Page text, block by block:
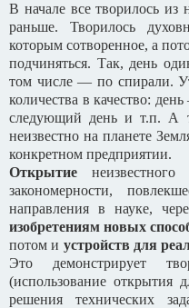
В начале все творилось
раньше. Творилось
которым сотворенное, а
подчиняться. Так, день
том числе — по спирали.
количества в качество:
следующий день и т.п. А
неизвестно на планете
конкретном предприятии.
Открытие
закономерности,
направления в науке,
изобретениям новых
потом и устройств для
Это демонстрирует
(использование открытия
решения технических